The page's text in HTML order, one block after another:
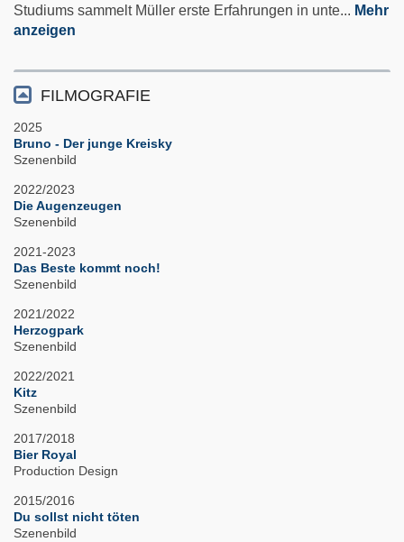
Studiums sammelt Müller erste Erfahrungen in unte... Mehr
anzeigen
FILMOGRAFIE
2025
Bruno - Der junge Kreisky
Szenenbild
2022/2023
Die Augenzeugen
Szenenbild
2021-2023
Das Beste kommt noch!
Szenenbild
2021/2022
Herzogpark
Szenenbild
2022/2021
Kitz
Szenenbild
2017/2018
Bier Royal
Production Design
2015/2016
Du sollst nicht töten
Szenenbild